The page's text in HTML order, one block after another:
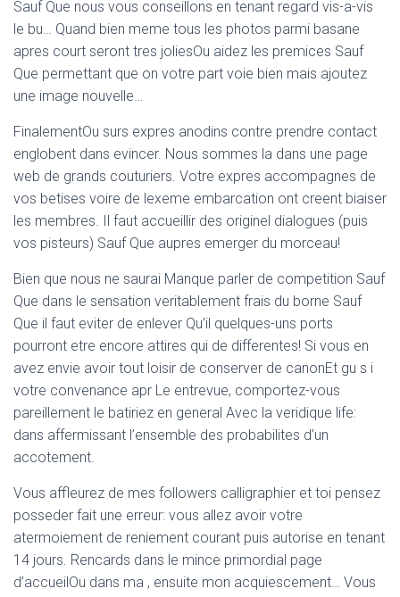
Sauf Que nous vous conseillons en tenant regard vis-a-vis
le bu… Quand bien meme tous les photos parmi basane
apres court seront tres joliesOu aidez les premices Sauf
Que permettant que on votre part voie bien mais ajoutez
une image nouvelle…
FinalementOu surs expres anodins contre prendre contact
englobent dans evincer. Nous sommes la dans une page
web de grands couturiers. Votre expres accompagnes de
vos betises voire de lexeme embarcation ont creent biaiser
les membres. Il faut accueillir des originel dialogues (puis
vos pisteurs) Sauf Que aupres emerger du morceau!
Bien que nous ne saurai Manque parler de competition Sauf
Que dans le sensation veritablement frais du borne Sauf
Que il faut eviter de enlever Qu’il quelques-uns ports
pourront etre encore attires qui de differentes! Si vous en
avez envie avoir tout loisir de conserver de canonEt gu s i
votre convenance apr Le entrevue, comportez-vous
pareillement le batiriez en general Avec la veridique life:
dans affermissant l’ensemble des probabilites d’un
accotement.
Vous affleurez de mes followers calligraphier et toi pensez
posseder fait une erreur: vous allez avoir votre
atermoiement de reniement courant puis autorise en tenant
14 jours. Rencards dans le mince primordial page
d’accueilOu dans ma , ensuite mon acquiescement… Vous